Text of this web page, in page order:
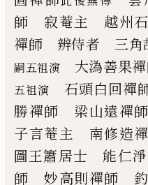
師 寂菴主 越州石
禪師 辨侍者 三角
嗣五祖演
大溈善果
五祖演
石頭白回禪
勝禪師 梁山遠禪師
子言菴主
南修造
圖王簫居士 能仁
師 妙高則禪師